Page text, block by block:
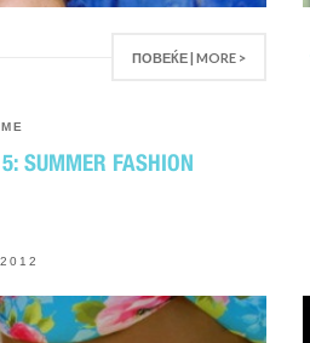
ПОВЕЌЕ | MORE >
FASHION